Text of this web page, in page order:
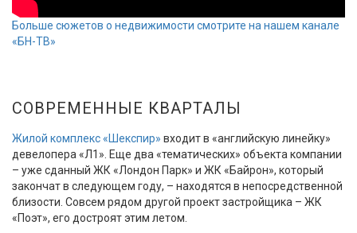
Больше сюжетов о недвижимости смотрите на нашем канале
«БН-ТВ»
СОВРЕМЕННЫЕ КВАРТАЛЫ
Жилой комплекс «Шекспир» входит в «английскую линейку»
девелопера «Л1». Еще два «тематических» объекта компании
– уже сданный ЖК «Лондон Парк» и ЖК «Байрон», который
закончат в следующем году, – находятся в непосредственной
близости. Совсем рядом другой проект застройщика – ЖК
«Поэт», его достроят этим летом.